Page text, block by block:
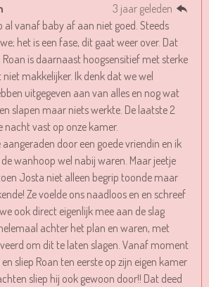
3 jaar geleden
al vanaf baby af aan niet goed. Steeds
het is een fase, dit gaat weer over. Dat
Roan is daarnaast hoogsensitief met sterke
makkelijker. Ik denk dat we wel
uitgegeven aan van alles en nog wat
slapen maar niets werkte. De laatste 2
nacht vast op onze kamer.
door een goede vriendin en ik
wanhoop wel nabij waren. Maar jeetje
Josta niet alleen begrip toonde maar
Ze voelde ons naadloos en en schreef
ook direct eigenlijk mee aan de slag
achter het plan en waren, met
om dit te laten slagen. Vanaf moment
sliep Roan ten eerste op zijn eigen kamer
sliep hij ook gewoon door!! Dat deed